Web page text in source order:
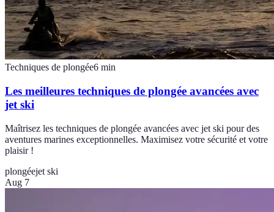
Techniques de plongée6 min
Les meilleures techniques de plongée avancées avec
jet ski
Maîtrisez les techniques de plongée avancées avec jet ski pour des
aventures marines exceptionnelles. Maximisez votre sécurité et votre
plaisir !
plongéejet ski
Aug 7